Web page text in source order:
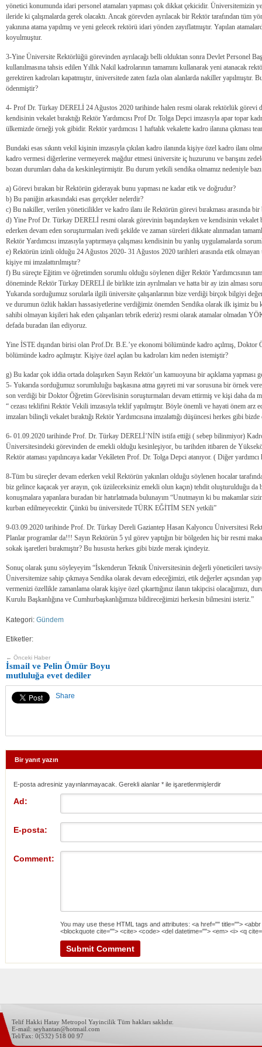
yönetici konumunda idari personel atamaları yapması çok dikkat çekicidir. Üniversitemizin
ileride ki çalışmalarda gerek olacaktı. Ancak görevden ayrılacak bir Rektör tarafından tüm
yakınına atama yapılmış ve yeni gelecek rektörü idari yönden zayıflatmıştır. Yapılan
koyulmuştur.
3-Yine Üniversite Rektörlüğü görevinden ayrılacağı belli olduktan sonra Devlet Personel
kullanılmasına tahsis edilen Yıllık Nakil kadrolarının tamamını kullanarak yeni atanacak
gerektiren kadroları kapatmıştır, üniversitede zaten fazla olan alanlarda nakiller yapılmıştır.
ödenmiştir?
4- Prof Dr. Türkay DERELİ 24 Ağustos 2020 tarihinde halen resmi olarak rektörlük görevi
kendisinin vekalet bıraktığı Rektör Yardımcısı Prof Dr. Tolga Depci imzasıyla apar topar
ülkemizde örneği yok gibidir. Rektör yardımcısı 1 haftalık vekalette kadro ilanına çıkması
Bundaki esas sıkıntı vekil kişinin imzasıyla çıkılan kadro ilanında kişiye özel kadro ilanı
kadro vermesi diğerlerine vermeyerek mağdur etmesi üniversite iç huzurunu ve barışını
bozan durumları daha da keskinleştirmiştir. Bu durum yetkili sendika olmamız nedeniyle
a) Görevi bırakan bir Rektörün giderayak bunu yapması ne kadar etik ve doğrudur?
b) Bu paniğin arkasındaki esas gerçekler nelerdir?
c) Bu nakiller, verilen yöneticilikler ve kadro ilanı ile Rektörün görevi bırakması arasında bir
d) Yine Prof Dr. Türkay DERELİ resmi olarak görevinin başındayken ve kendisinin vekalet
ederken devam eden soruşturmaları ivedi şekilde ve zaman süreleri dikkate alınmadan
Rektör Yardımcısı imzasıyla yaptırmaya çalışması kendisinin bu yanlış uygulamalarda
e) Rektörün izinli olduğu 24 Ağustos 2020- 31 Ağustos 2020 tarihleri arasında etik olmayan
kişiye mi imzalattırılmıştır?
f) Bu süreçte Eğitim ve öğretimden sorumlu olduğu söylenen diğer Rektör Yardımcısının
döneminde Rektör Türkay DERELİ ile birlikte izin ayrılmaları ve hatta bir ay izin alması
Yukarıda sorduğumuz sorularla ilgili üniversite çalışanlarının bize verdiği birçok bilgiyi
ve durumun özlük hakları hassasiyetlerine verdiğimiz önemden Sendika olarak ilk işimiz
sahibi olmayan kişileri hak eden çalışanları tebrik ederiz) resmi olarak atamalar olmadan
defada buradan ilan ediyoruz.
Yine İSTE dışından birisi olan Prof.Dr. B.E.’ye ekonomi bölümünde kadro açılmış, Doktor
bölümünde kadro açılmıştır. Kişiye özel açılan bu kadroları kim neden istemiştir?
g) Bu kadar çok iddia ortada dolaşırken Sayın Rektör’un kamuoyuna bir açıklama yapması
5- Yukarıda sorduğumuz sorumluluğu başkasına atma gayreti mi var sorusuna bir örnek
son verdiği bir Doktor Öğretim Görevlisinin soruşturmaları devam ettirmiş ve kişi daha da
“ cezası teklifini Rektör Vekili imzasıyla teklif yapılmıştır. Böyle önemli ve hayati önem arz
imzaları bilinçli vekalet bıraktığı Rektör Yardımcısına imzalattığı düşüncesi herkes gibi
6- 01.09.2020 tarihinde Prof. Dr. Türkay DERELİ’NİN istifa ettiği ( sebep bilinmiyor)
Üniversitesindeki görevinden de emekli olduğu kesinleşiyor, bu tarihden itibaren de
Rektör ataması yapılıncaya kadar Vekâleten Prof. Dr. Tolga Depci atanıyor. ( Diğer
8-Tüm bu süreçler devam ederken vekil Rektörün yakınları olduğu söylenen hocalar
biz gelince kaçacak yer arayın, çok üzüleceksiniz emekli olun kaçın) tehdit oluşturulduğu da
konuşmalara yapanlara buradan bir hatırlatmada bulunayım “Unutmayın ki bu makamlar sizin
kurban edilmeyecektir. Çünkü bu üniversitede TÜRK EĞİTİM SEN yetkili”
9-03.09.2020 tarihinde Prof. Dr. Türkay Dereli Gaziantep Hasan Kalyoncu Üniversitesi
Planlar programlar da!!! Sayın Rektörün 5 yıl görev yaptığın bir bölgeden hiç bir resmi
sokak işaretleri bırakmıştır? Bu hususta herkes gibi bizde merak içindeyiz.
Sonuç olarak şunu söyleyeyim “İskenderun Teknik Üniversitesinin değerli yöneticileri
Üniversitemize sahip çıkmaya Sendika olarak devam edeceğimizi, etik değerler açısından
vermenizi özellikle zamanlama olarak kişiye özel çıkarttığınız ilanın takipcisi olacağımızı,
Kurulu Başkanlığına ve Cumhurbaşkanlığımıza bildireceğimizi herkesin bilmesini isteriz.”
Kategori: Gündem
Etiketler:
← Önceki Haber
İsmail ve Pelin Ömür Boyu
mutluluğa evet dediler
Share
Bir yanıt yazın
E-posta adresiniz yayınlanmayacak. Gerekli alanlar * ile işaretlenmişlerdir
Ad:
E-posta:
Comment:
You may use these HTML tags and attributes: <a href="" title="">
<blockquote cite=""> <cite> <code> <del datetime=""> <em> <i> <q
Telif Hakki Hatay Metropol Yayincilik Tüm hakları saklıdır.
E-mail: seyhantan@hotmail.com
Tel/Fax: 0(532) 518 00 97